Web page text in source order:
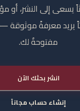
يسعى إلى النشر،
يريد معرفةً
مفتوحةٌ لك.
انشر بحثك الآن
إنشاء حساب مجاناً